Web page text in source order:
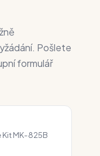
Pošlete
formulář
MK-825B